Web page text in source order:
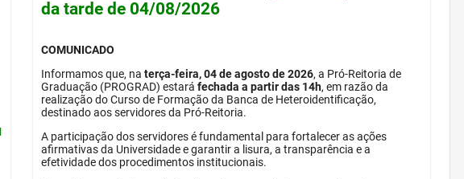
da tarde de 04/08/2026
COMUNICADO
Informamos que, na terça-feira, 04 de agosto de 2026, a Pró-Reitoria de
Graduação (PROGRAD) estará fechada a partir das 14h, em razão da
realização do Curso de Formação da Banca de Heteroidentificação,
destinado aos servidores da Pró-Reitoria.
A participação dos servidores é fundamental para fortalecer as ações
afirmativas da Universidade e garantir a lisura, a transparência e a
efetividade dos procedimentos institucionais.